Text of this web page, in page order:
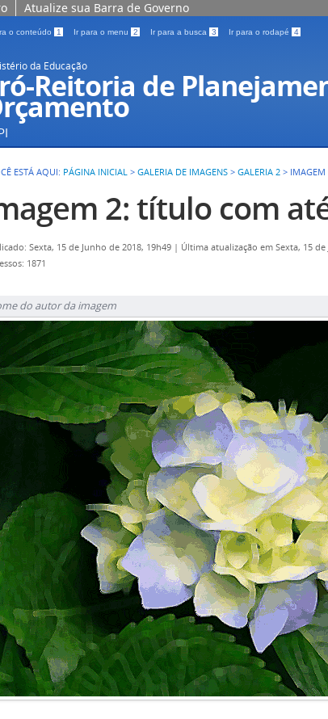
Atualize sua Barra de Governo
o conteúdo 1 Ir para o menu 2 Ir para a busca 3 Ir para o rodapé 4
da Educação
Reitoria de
ESTÁ AQUI: PÁGINA INICIAL > GALERIA DE IMAGENS > GALERIA 2 > IMAGEM
2: título com
Sexta, 15 de Junho de 2018, 19h49 | Última atualização em Sexta, 15
1871
do autor da imagem